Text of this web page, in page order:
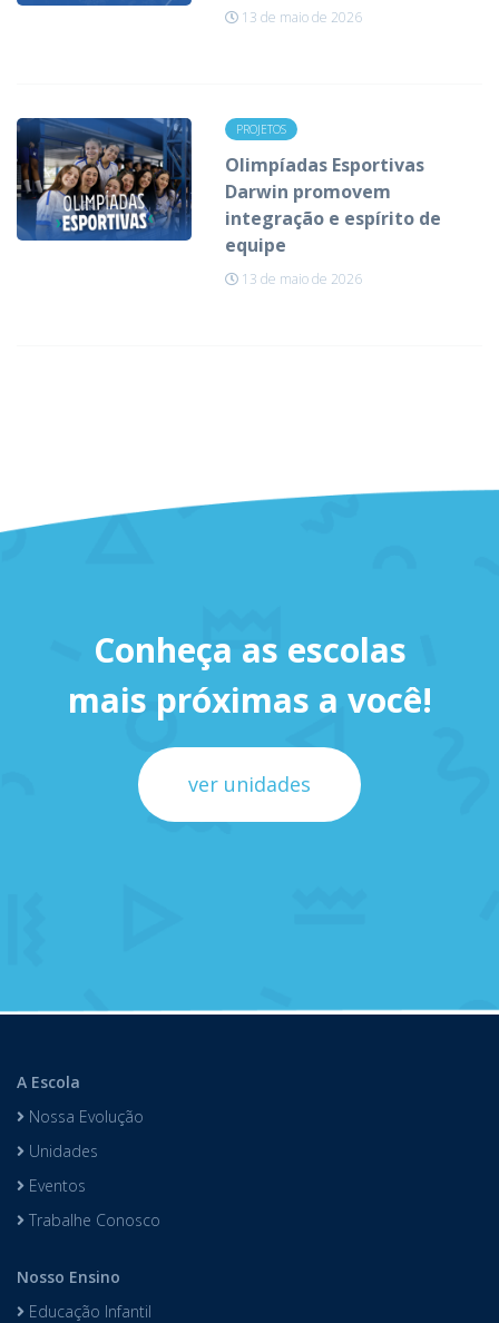
13 de maio de 2026
PROJETOS
Olimpíadas Esportivas
Darwin promovem
integração e espírito de
equipe
13 de maio de 2026
Conheça as escolas
mais próximas a você!
ver unidades
A Escola
Nossa Evolução
Unidades
Eventos
Trabalhe Conosco
Nosso Ensino
Educação Infantil